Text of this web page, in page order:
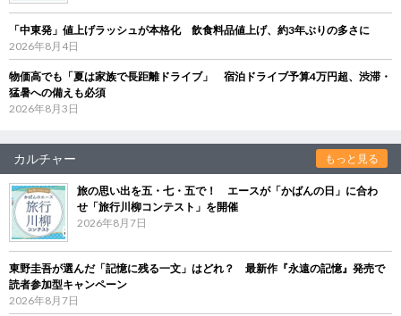
「中東発」値上げラッシュが本格化 飲食料品値上げ、約3年ぶりの多さに
2026年8月4日
物価高でも「夏は家族で長距離ドライブ」 宿泊ドライブ予算4万円超、渋滞・
猛暑への備えも必須
2026年8月3日
カルチャー もっと見る
旅の思い出を五・七・五で！ エースが「かばんの日」に合わ
せ「旅行川柳コンテスト」を開催
2026年8月7日
東野圭吾が選んだ「記憶に残る一文」はどれ？ 最新作『永遠の記憶』発売で
読者参加型キャンペーン
2026年8月7日